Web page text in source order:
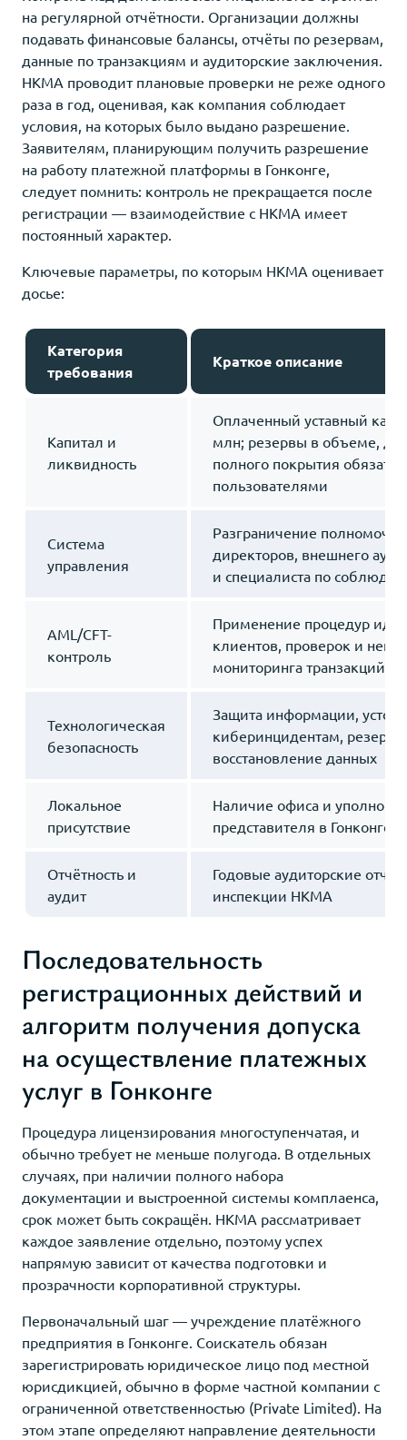
на регулярной отчётности. Организации должны
подавать финансовые балансы, отчёты по резервам,
данные по транзакциям и аудиторские заключения.
HKMA проводит плановые проверки не реже одного
раза в год, оценивая, как компания соблюдает
условия, на которых было выдано разрешение.
Заявителям, планирующим получить разрешение
на работу платежной платформы в Гонконге,
следует помнить: контроль не прекращается после
регистрации — взаимодействие с HKMA имеет
постоянный характер.
Ключевые параметры, по которым HKMA оценивает
досье:
Категория
требования
Краткое описание
Капитал и
ликвидность
Оплаченный уставный
млн; резервы в объеме,
полного покрытия
пользователями
Система
управления
Разграничение
директоров, внешнего
и специалиста по
AML/CFT-
контроль
Применение процедур
клиентов, проверок и
мониторинга транзакций
Технологическая
безопасность
Защита информации,
киберинцидентам,
восстановление данных
Локальное
присутствие
Наличие офиса и
представителя в Гонконге
Отчётность и
аудит
Годовые аудиторские
инспекции HKMA
Последовательность
регистрационных действий и
алгоритм получения допуска
на осуществление платежных
услуг в Гонконге
Процедура лицензирования многоступенчатая, и
обычно требует не меньше полугода. В отдельных
случаях, при наличии полного набора
документации и выстроенной системы комплаенса,
срок может быть сокращён. HKMA рассматривает
каждое заявление отдельно, поэтому успех
напрямую зависит от качества подготовки и
прозрачности корпоративной структуры.
Первоначальный шаг — учреждение платёжного
предприятия в Гонконге. Соискатель обязан
зарегистрировать юридическое лицо под местной
юрисдикцией, обычно в форме частной компании с
ограниченной ответственностью (Private Limited). На
этом этапе определяют направление деятельности